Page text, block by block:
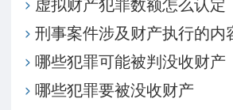
虚拟财产犯罪数额怎么认定
刑事案件涉及财产执行的内
哪些犯罪可能被判没收财产
哪些犯罪要被没收财产